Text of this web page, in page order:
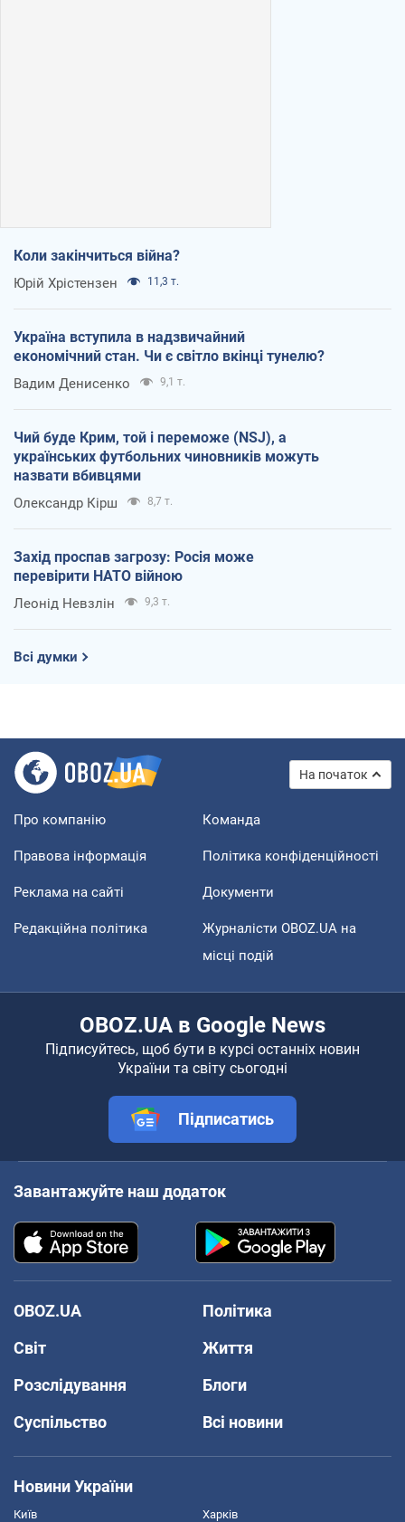
Коли закінчиться війна?
Юрій Хрістензен 11,3 т.
Україна вступила в надзвичайний
економічний стан. Чи є світло вкінці тунелю?
Вадим Денисенко 9,1 т.
Чий буде Крим, той і переможе (NSJ), а
українських футбольних чиновників можуть
назвати вбивцями
Олександр Кірш 8,7 т.
Захід проспав загрозу: Росія може
перевірити НАТО війною
Леонід Невзлін 9,3 т.
Всі думки
На початок
Про компанію Команда
Правова інформація Політика конфіденційності
Реклама на сайті Документи
Редакційна політика
Журналісти OBOZ.UA на
місці подій
OBOZ.UA в Google News
Підписуйтесь, щоб бути в курсі останніх новин
України та світу сьогодні
Підписатись
Завантажуйте наш додаток
OBOZ.UA
Політика
Світ
Життя
Розслідування
Блоги
Суспільство
Всі новини
Новини України
Київ Харків